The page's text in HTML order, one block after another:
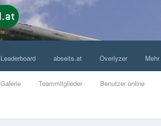
Galerie Teammitglieder Benutzer online
Leaderboard abseits.at Overlyzer Mehr